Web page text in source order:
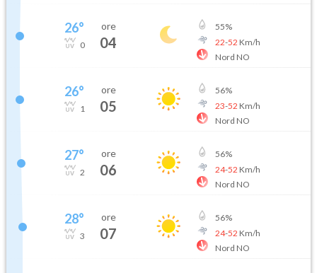
26°
0
ore
04
55%
22-52 Km/h
Nord NO
26°
1
ore
05
56%
23-52 Km/h
Nord NO
27°
2
ore
06
56%
24-52 Km/h
Nord NO
28°
3
ore
07
56%
24-52 Km/h
Nord NO